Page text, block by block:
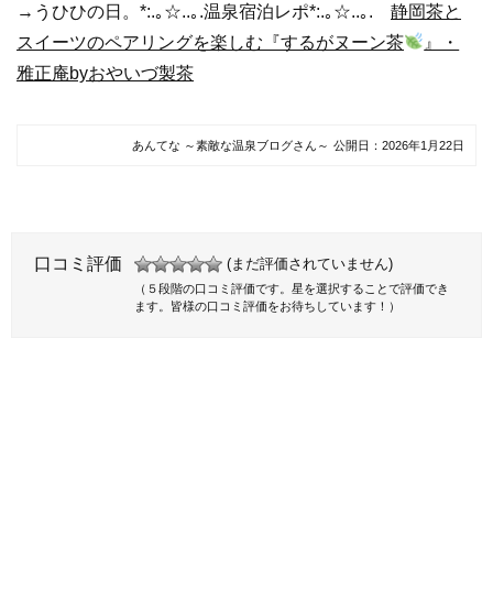
→うひひの日。*:.｡☆..｡.温泉宿泊レポ*:.｡☆..｡. 静岡茶と
スイーツのペアリングを楽しむ『するがヌーン茶
』・
雅正庵byおやいづ製茶
あんてな ～素敵な温泉ブログさん～ 公開日： 2026年1月22日
口コミ評価 (まだ評価されていません)
（５段階の口コミ評価です。星を選択することで評価でき
ます。皆様の口コミ評価をお待ちしています！）